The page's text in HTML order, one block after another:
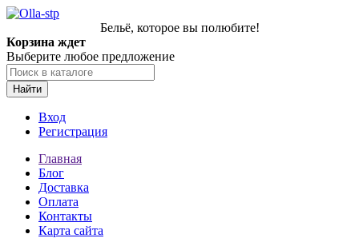
Бельё, которое вы полюбите!
Корзина ждет
Выберите любое предложение
Найти
Вход
Регистрация
Главная
Блог
Доставка
Оплата
Контакты
Карта сайта